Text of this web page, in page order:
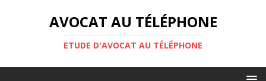
AVOCAT AU TÉLÉPHONE
ETUDE D'AVOCAT AU TÉLÉPHONE